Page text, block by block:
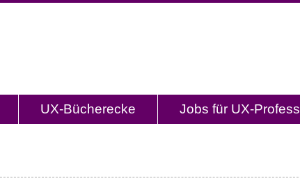
Studien, Methodenbeschreibungen,
UX-Bücherecke Jobs für UX-